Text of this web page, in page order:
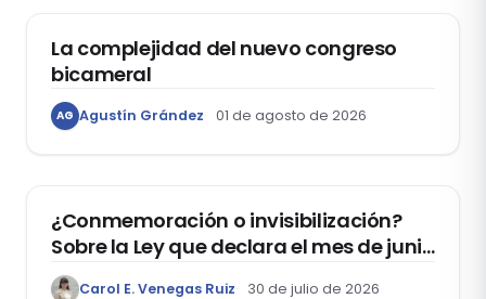
La complejidad del nuevo congreso
bicameral
AG Agustín Grández 01 de agosto de 2026
¿Conmemoración o invisibilización?
Sobre la Ley que declara el mes de junio
como el “Mes de la Vida y la Familia”
Carol E. Venegas Ruiz 30 de julio de 2026